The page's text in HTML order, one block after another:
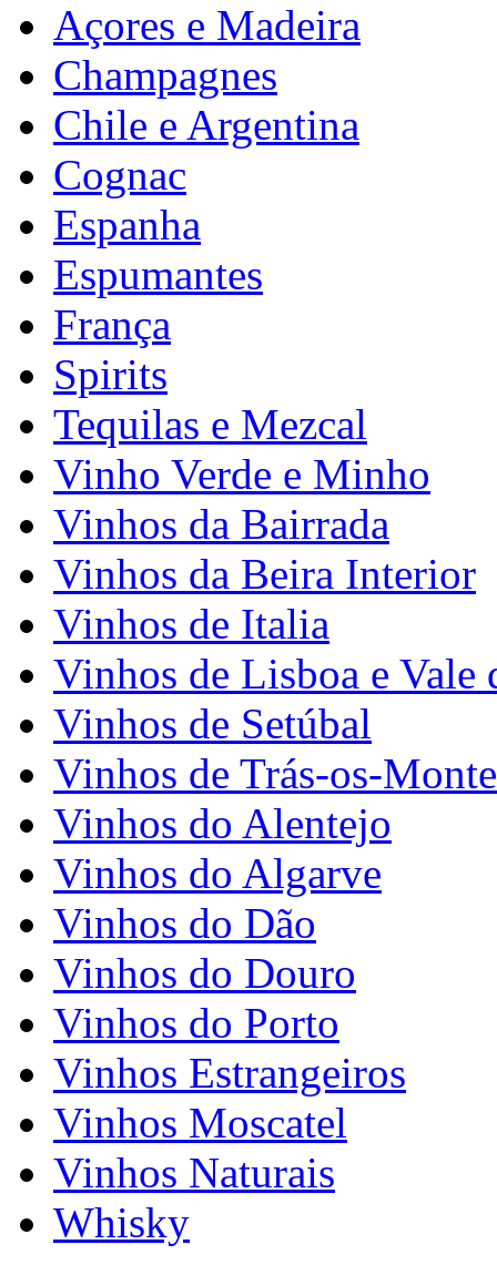
Açores e Madeira
Champagnes
Chile e Argentina
Cognac
Espanha
Espumantes
França
Spirits
Tequilas e Mezcal
Vinho Verde e Minho
Vinhos da Bairrada
Vinhos da Beira Interior
Vinhos de Italia
Vinhos de Lisboa e Vale
Vinhos de Setúbal
Vinhos de Trás-os-
Vinhos do Alentejo
Vinhos do Algarve
Vinhos do Dão
Vinhos do Douro
Vinhos do Porto
Vinhos Estrangeiros
Vinhos Moscatel
Vinhos Naturais
Whisky